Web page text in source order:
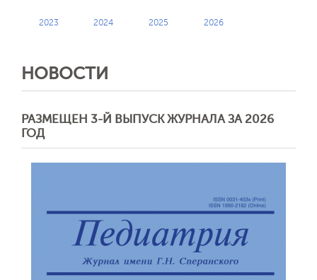
2023 2024 2025 2026
НОВОСТИ
РАЗМЕЩЕН 3-Й ВЫПУСК ЖУРНАЛА ЗА 2026
ГОД